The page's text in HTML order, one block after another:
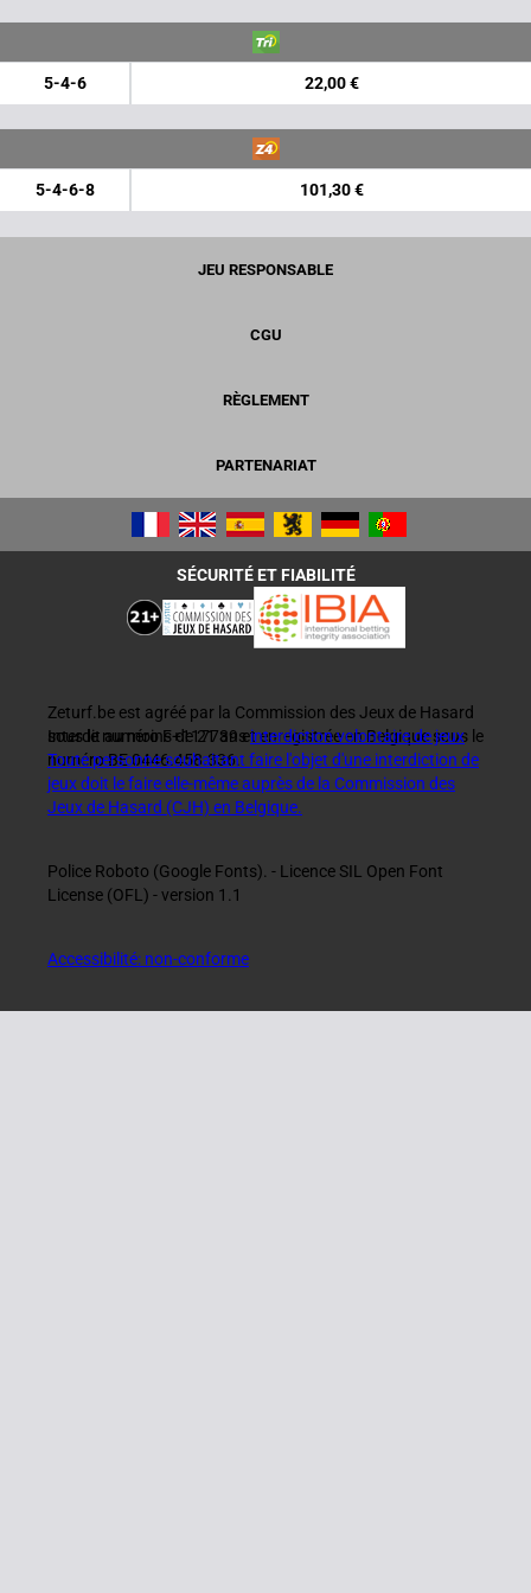
5-4-6 22,00 €
5-4-6-8 101,30 €
JEU RESPONSABLE
CGU
RÈGLEMENT
PARTENARIAT
SÉCURITÉ ET FIABILITÉ
Zeturf.be est agréé par la Commission des Jeux de Hasard
sous le numéro F+117739 et enregistrée en Belgique sous le
numéro BE 0446.458.336.
Interdit au moins de 21 ansinterdiction volontaire de jeux
Toute personne souhaitant faire l'objet d'une interdiction de
jeux doit le faire elle-même auprès de la Commission des
Jeux de Hasard (CJH) en Belgique.
Police Roboto (Google Fonts). - Licence SIL Open Font
License (OFL) - version 1.1
Accessibilité: non-conforme